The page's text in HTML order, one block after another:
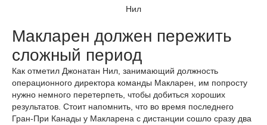
Нил
Макларен должен пережить
сложный период
Как отметил Джонатан Нил, занимающий должность
операционного директора команды Макларен, им попросту
нужно немного перетерпеть, чтобы добиться хороших
результатов. Стоит напомнить, что во время последнего
Гран-При Канады у Макларена с дистанции сошло сразу два